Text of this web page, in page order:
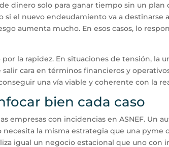
dinero solo para ganar tiempo sin un plan
si el nuevo endeudamiento va a destinarse
aumenta mucho. En esos casos, lo
la rapidez. En situaciones de tensión, la
cara en términos financieros y
una vía viable y coherente con la
bien cada caso
empresas con incidencias en ASNEF. Un
la misma estrategia que una pyme
igual un negocio estacional que uno con